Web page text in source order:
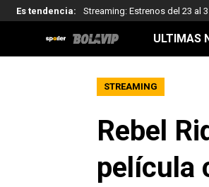
Es tendencia: Streaming: Estrenos del 23 al
ULTIMAS
STREAMING
Rebel
película